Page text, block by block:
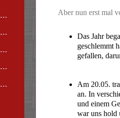
Aber nun erst mal
Das Jahr
geschlemmt
gefallen,
Am 20.05.
an. In
und einem
war uns hold